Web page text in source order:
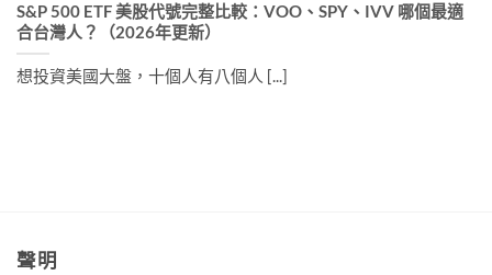
S&P 500 ETF 美股代號完整比較：VOO、SPY、IVV 哪個最適
合台灣人？（2026年更新）
想投資美國大盤，十個人有八個人 [...]
聲明